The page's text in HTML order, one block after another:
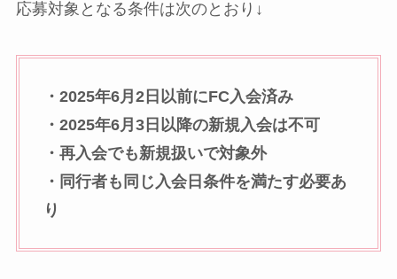
応募対象となる条件は次のとおり↓
・2025年6月2日以前にFC入会済み
・2025年6月3日以降の新規入会は不可
・再入会でも新規扱いで対象外
・同行者も同じ入会日条件を満たす必要あ
り